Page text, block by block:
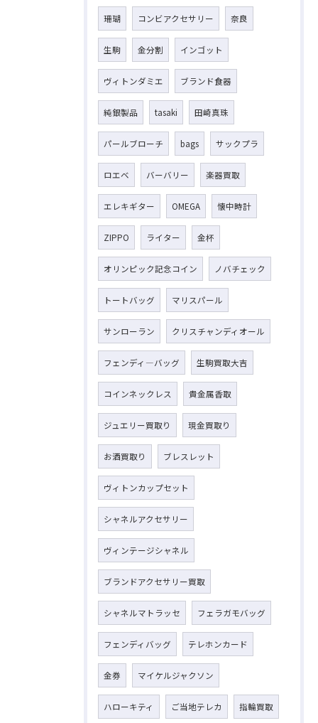
珊瑚 コンビアクセサリー 奈良
生駒 金分割 インゴット
ヴィトンダミエ ブランド食器
純銀製品 tasaki 田崎真珠
パールブローチ bags サックプラ
ロエベ バーバリー 楽器買取
エレキギター OMEGA 懐中時計
ZIPPO ライター 金杯
オリンピック記念コイン ノバチェック
トートバッグ マリスパール
サンローラン クリスチャンディオール
フェンディ―バッグ 生駒買取大吉
コインネックレス 貴金属香取
ジュエリー買取り 現金買取り
お酒買取り ブレスレット
ヴィトンカップセット
シャネルアクセサリー
ヴィンテージシャネル
ブランドアクセサリー買取
シャネルマトラッセ フェラガモバッグ
フェンディバッグ テレホンカード
金券 マイケルジャクソン
ハローキティ ご当地テレカ 指輪買取